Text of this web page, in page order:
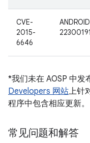
CVE-
2015-
6646
*我们未在 AOSP 中发
Developers 网站上针
程序中包含相应更新。
常见问题和解答